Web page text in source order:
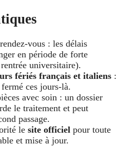
vous : les délais
en période de forte
universitaire).
fériés français et italiens :
ces jours-là.
avec soin : un dossier
le traitement et peut
passage.
le site officiel pour toute
et mise à jour.